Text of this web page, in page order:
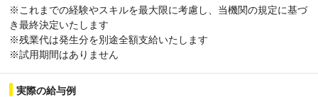
※これまでの経験やスキルを最大限に考慮し、当機関の規定に基づ
き最終決定いたします
※残業代は発生分を別途全額支給いたします
※試用期間はありません
実際の給与例